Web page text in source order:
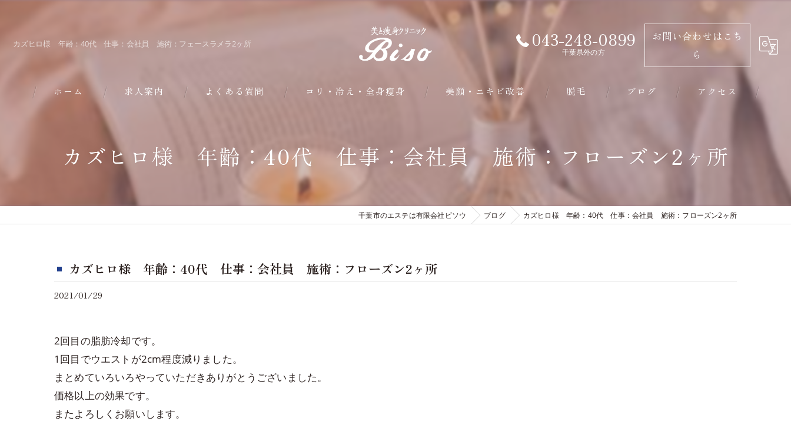
カズヒロ様 年齢：40代 仕事：会社員 施術：フェースラメラ2ヶ所 043-248-0899
千葉県外の方
お問い合わせはこち
ら
ホーム 求人案内 よくある質問 コリ・冷え・全身瘦身
皮下脂肪・内臓脂肪瘦身
クールシェイプ部分瘦身
美顔・ニキビ改善 脱毛 ブログ アクセス
千葉市のエステ･有限会社ビソウの評判
カズヒロ様 年齢：40代 仕事：会社員 施術：フローズン2ヶ所
千葉市のエステは有限会社ビソウ ブログ カズヒロ様 年齢：40代 仕事：会社員 施術：フローズン2ヶ所
カズヒロ様 年齢：40代 仕事：会社員 施術：フローズン2ヶ所
2021/01/29
2回目の脂肪冷却です。
1回目でウエストが2cm程度減りました。
まとめていろいろやっていただきありがとうございました。
価格以上の効果です。
またよろしくお願いします。